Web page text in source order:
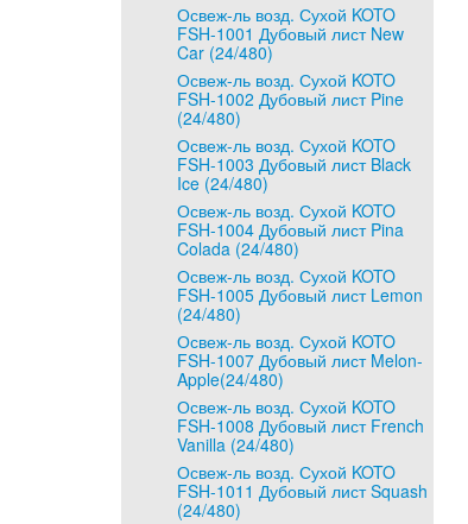
Освеж-ль возд. Сухой KOTO
FSH-1001 Дубовый лист New
Car (24/480)
Освеж-ль возд. Сухой KOTO
FSH-1002 Дубовый лист Pine
(24/480)
Освеж-ль возд. Сухой KOTO
FSH-1003 Дубовый лист Black
Ice (24/480)
Освеж-ль возд. Сухой KOTO
FSH-1004 Дубовый лист Pina
Colada (24/480)
Освеж-ль возд. Сухой KOTO
FSH-1005 Дубовый лист Lemon
(24/480)
Освеж-ль возд. Сухой KOTO
FSH-1007 Дубовый лист Melon-
Apple(24/480)
Освеж-ль возд. Сухой KOTO
FSH-1008 Дубовый лист French
Vanilla (24/480)
Освеж-ль возд. Сухой KOTO
FSH-1011 Дубовый лист Squash
(24/480)